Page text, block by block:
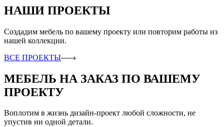
НАШИ ПРОЕКТЫ
Создадим мебель по вашему проекту или повторим работы из
нашей коллекции.
ВСЕ ПРОЕКТЫ
МЕБЕЛЬ НА ЗАКАЗ ПО ВАШЕМУ
ПРОЕКТУ
Воплотим в жизнь дизайн-проект любой сложности, не
упустив ни одной детали.